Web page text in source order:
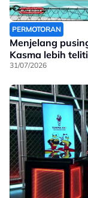
PERMOTORAN
Menjelang
Kasma lebih
31/07/2026